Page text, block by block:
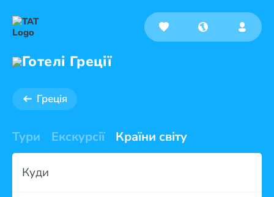
Готелі Греції
Греція
Тури Екскурсії Країни світу
Куди